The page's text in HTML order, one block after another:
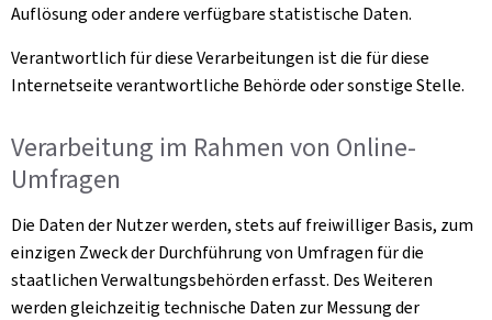
Auflösung oder andere verfügbare statistische Daten.
Verantwortlich für diese Verarbeitungen ist die für diese
Internetseite verantwortliche Behörde oder sonstige Stelle.
Verarbeitung im Rahmen von Online-
Umfragen
Die Daten der Nutzer werden, stets auf freiwilliger Basis, zum
einzigen Zweck der Durchführung von Umfragen für die
staatlichen Verwaltungsbehörden erfasst. Des Weiteren
werden gleichzeitig technische Daten zur Messung der